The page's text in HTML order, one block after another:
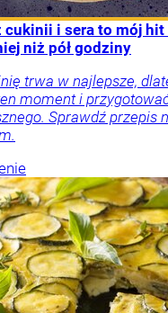
cukinii i sera to mój hit
niż pół godziny
trwa w najlepsze,
moment i
Sprawdź przepis